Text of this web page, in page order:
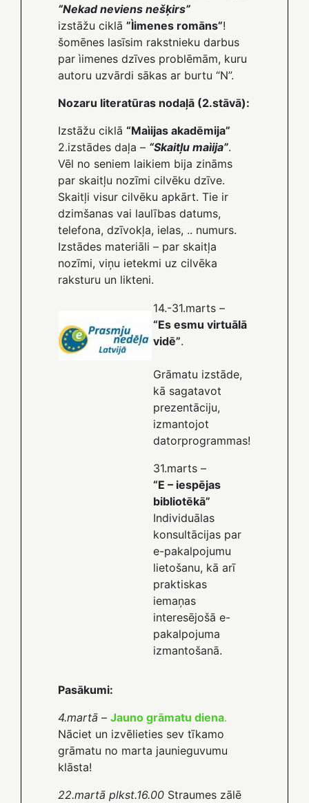
“Nekad neviens nešķirs”
izstāžu ciklā ”Ìimenes romāns”!
šomēnes lasīsim rakstnieku darbus
par ìimenes dzīves problēmām, kuru
autoru uzvārdi sākas ar burtu “N”.
Nozaru literatūras nodaļā (2.stāvā):
Izstāžu ciklā “Maìijas akadēmija”
2.izstādes daļa – “Skaitļu maìija”.
Vēl no seniem laikiem bija zināms
par skaitļu nozīmi cilvēku dzīve.
Skaitļi visur cilvēku apkārt. Tie ir
dzimšanas vai laulības datums,
telefona, dzīvokļa, ielas, .. numurs.
Izstādes materiāli – par skaitļa
nozīmi, viņu ietekmi uz cilvēka
raksturu un likteni.
14.-31.marts –
“Es esmu virtuālā
vidē”.
Grāmatu izstāde,
kā sagatavot
prezentāciju,
izmantojot
datorprogrammas!
31.marts –
“E – iespējas
bibliotēkā”
Individuālas
konsultācijas par
e-pakalpojumu
lietošanu, kā arī
praktiskas
iemaņas
interesējošā e-
pakalpojuma
izmantošanā.
Pasākumi:
4.martā – Jauno grāmatu diena.
Nāciet un izvēlieties sev tīkamo
grāmatu no marta jaunieguvumu
klāsta!
22.martā plkst.16.00 Straumes zālē